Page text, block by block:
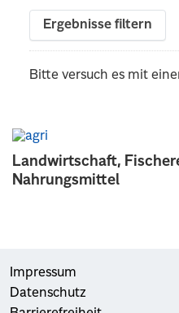
Landwirtschaft,
Nahrungsmittel
Ergebnisse filtern
Bitte versuch es mit
Impressum
Datenschutz